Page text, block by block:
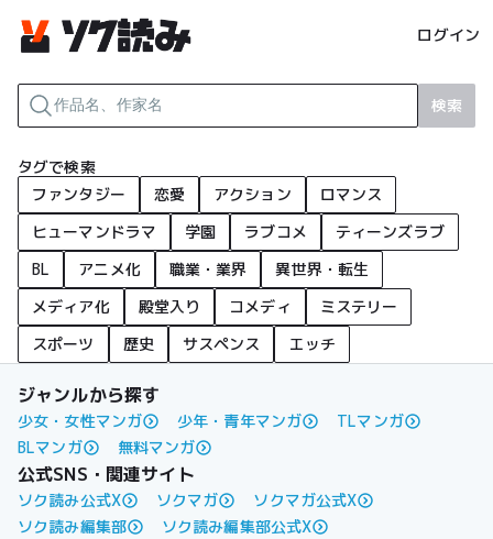
ログイン
検索
タグで検索
ファンタジー
恋愛 アクション
ロマンス
ヒューマンドラマ
学園 ラブコメ
ティーンズラブ
BL
アニメ化 職業・業界
異世界・転生
メディア化
殿堂入り コメディ
ミステリー
スポーツ
歴史 サスペンス エッチ
ジャンルから探す
少女・女性マンガ 少年・青年マンガ
TLマンガ
BLマンガ
無料マンガ
公式SNS・関連サイト
ソク読み公式X ソクマガ
ソクマガ公式X
ソク読み編集部
ソク読み編集部公式X